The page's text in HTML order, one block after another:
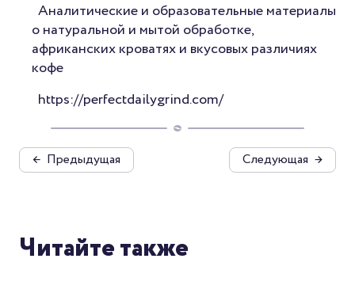
Аналитические и образовательные материалы
о натуральной и мытой обработке,
африканских кроватях и вкусовых различиях
кофе
https://perfectdailygrind.com/
← Предыдущая Следующая →
Читайте также